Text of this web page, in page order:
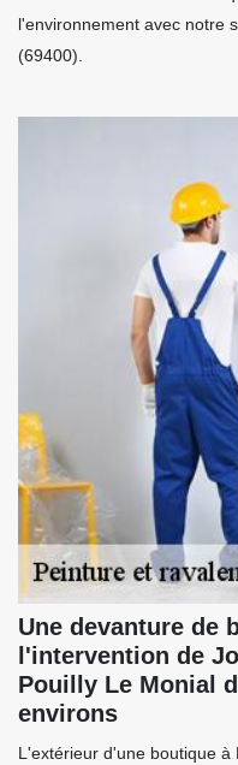
l'environnement avec notre
(69400).
Une devanture de
l'intervention de
Pouilly Le Monial
environs
L'extérieur d'une boutique